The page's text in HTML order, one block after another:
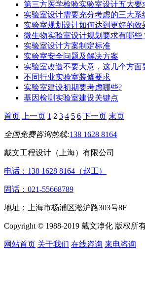
第三方医学检验实验室设计五大要
实验室设计需要充分考虑的三大系
实验室规划设计如何达到更好的效
微生物实验室设计规划要求有哪些
实验室设计方案制定标准
实验室安全问题及解决方案
实验室改造不要大意，这几个方面
不同行业实验室装修要求
实验室建设初期要考虑哪些?
基因检测实验室建设关键点
首页 上一页 1 2 3 4 5 6 下一页 末页
全国免费咨询热线:138 1628 8164
戴文工程设计（上海）有限公司
电话：138 1628 8164（赵工）
固话：021-55668789
地址：上海市杨浦区淞沪路303号8F
Copyright © 1988-2019 戴文净化 版权所
网站首页 关于我们 在线咨询 来电咨询